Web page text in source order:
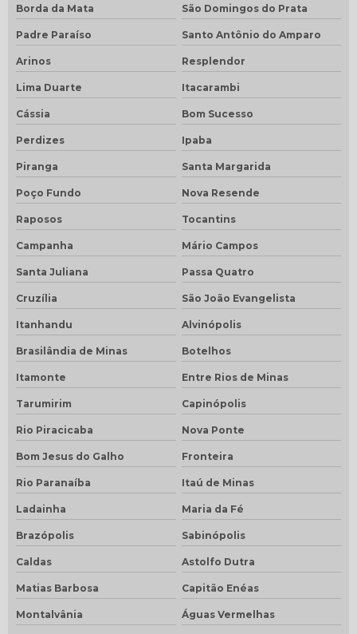
Borda da Mata São Domingos do Prata
Padre Paraíso Santo Antônio do Amparo
Arinos Resplendor
Lima Duarte Itacarambi
Cássia Bom Sucesso
Perdizes Ipaba
Piranga Santa Margarida
Poço Fundo Nova Resende
Raposos Tocantins
Campanha Mário Campos
Santa Juliana Passa Quatro
Cruzília São João Evangelista
Itanhandu Alvinópolis
Brasilândia de Minas Botelhos
Itamonte Entre Rios de Minas
Tarumirim Capinópolis
Rio Piracicaba Nova Ponte
Bom Jesus do Galho Fronteira
Rio Paranaíba Itaú de Minas
Ladainha Maria da Fé
Brazópolis Sabinópolis
Caldas Astolfo Dutra
Matias Barbosa Capitão Enéas
Montalvânia Águas Vermelhas